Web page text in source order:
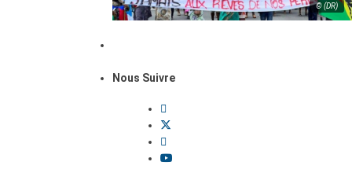
© (DR)
Nous Suivre